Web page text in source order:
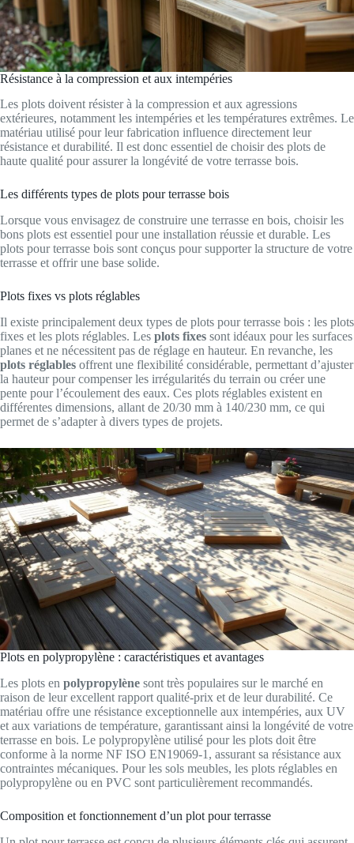
Résistance à la compression et aux intempéries
Les plots doivent résister à la compression et aux agressions
extérieures, notamment les intempéries et les températures extrêmes. Le
matériau utilisé pour leur fabrication influence directement leur
résistance et durabilité. Il est donc essentiel de choisir des plots de
haute qualité pour assurer la longévité de votre terrasse bois.
Les différents types de plots pour terrasse bois
Lorsque vous envisagez de construire une terrasse en bois, choisir les
bons plots est essentiel pour une installation réussie et durable. Les
plots pour terrasse bois sont conçus pour supporter la structure de votre
terrasse et offrir une base solide.
Plots fixes vs plots réglables
Il existe principalement deux types de plots pour terrasse bois : les plots
fixes et les plots réglables. Les plots fixes sont idéaux pour les surfaces
planes et ne nécessitent pas de réglage en hauteur. En revanche, les
plots réglables offrent une flexibilité considérable, permettant d’ajuster
la hauteur pour compenser les irrégularités du terrain ou créer une
pente pour l’écoulement des eaux. Ces plots réglables existent en
différentes dimensions, allant de 20/30 mm à 140/230 mm, ce qui
permet de s’adapter à divers types de projets.
Plots en polypropylène : caractéristiques et avantages
Les plots en polypropylène sont très populaires sur le marché en
raison de leur excellent rapport qualité-prix et de leur durabilité. Ce
matériau offre une résistance exceptionnelle aux intempéries, aux UV
et aux variations de température, garantissant ainsi la longévité de votre
terrasse en bois. Le polypropylène utilisé pour les plots doit être
conforme à la norme NF ISO EN19069-1, assurant sa résistance aux
contraintes mécaniques. Pour les sols meubles, les plots réglables en
polypropylène ou en PVC sont particulièrement recommandés.
Composition et fonctionnement d’un plot pour terrasse